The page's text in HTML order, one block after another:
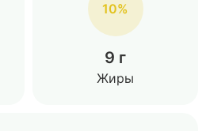
10%
9 г
Жиры